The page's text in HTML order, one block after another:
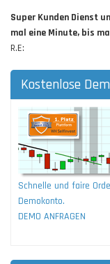
Super Kunden Dienst
mal eine Minute, bis
R.E:
Kostenlose
Schnelle und faire
Demokonto.
DEMO ANFRAGEN